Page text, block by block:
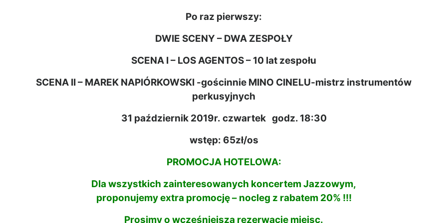
Po raz pierwszy:
DWIE SCENY – DWA ZESPOŁY
SCENA I – LOS AGENTOS – 10 lat zespołu
SCENA II – MAREK NAPIÓRKOWSKI -gościnnie MINO CINELU-mistrz instrumentów
perkusyjnych
31 październik 2019r. czwartek godz. 18:30
wstęp: 65zł/os
PROMOCJA HOTELOWA:
Dla wszystkich zainteresowanych koncertem Jazzowym,
proponujemy extra promocję – nocleg z rabatem 20% !!!
Prosimy o wcześniejszą rezerwację miejsc.